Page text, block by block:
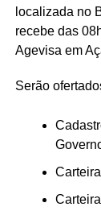
localizada no
recebe das
Agevisa em
Serão